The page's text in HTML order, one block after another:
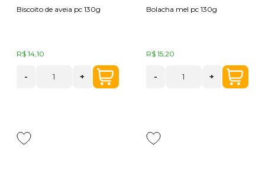
Biscoito de aveia pc 130g
R$ 14,10
- +
Bolacha mel pc 130g
R$ 15,20
- +